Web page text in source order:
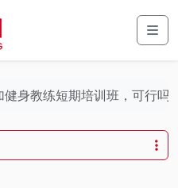
身教练短期培训班，可行吗?